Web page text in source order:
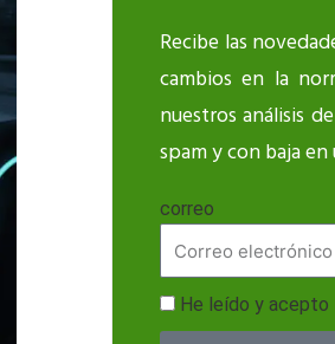
Recibe las
cambios en la
nuestros análisis
spam y con baja en
correo
He leído y acepto